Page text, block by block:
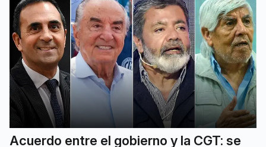
Acuerdo entre el gobierno y la CGT: se